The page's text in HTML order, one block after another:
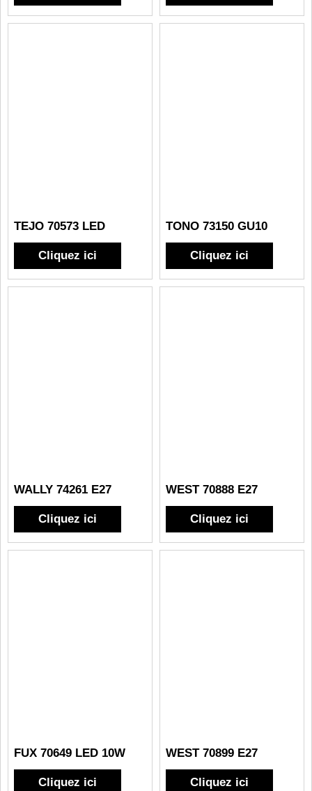
TEJO 70573 LED
Cliquez ici
TONO 73150 GU10
Cliquez ici
WALLY 74261 E27
Cliquez ici
WEST 70888 E27
Cliquez ici
FUX 70649 LED 10W
Cliquez ici
WEST 70899 E27
Cliquez ici